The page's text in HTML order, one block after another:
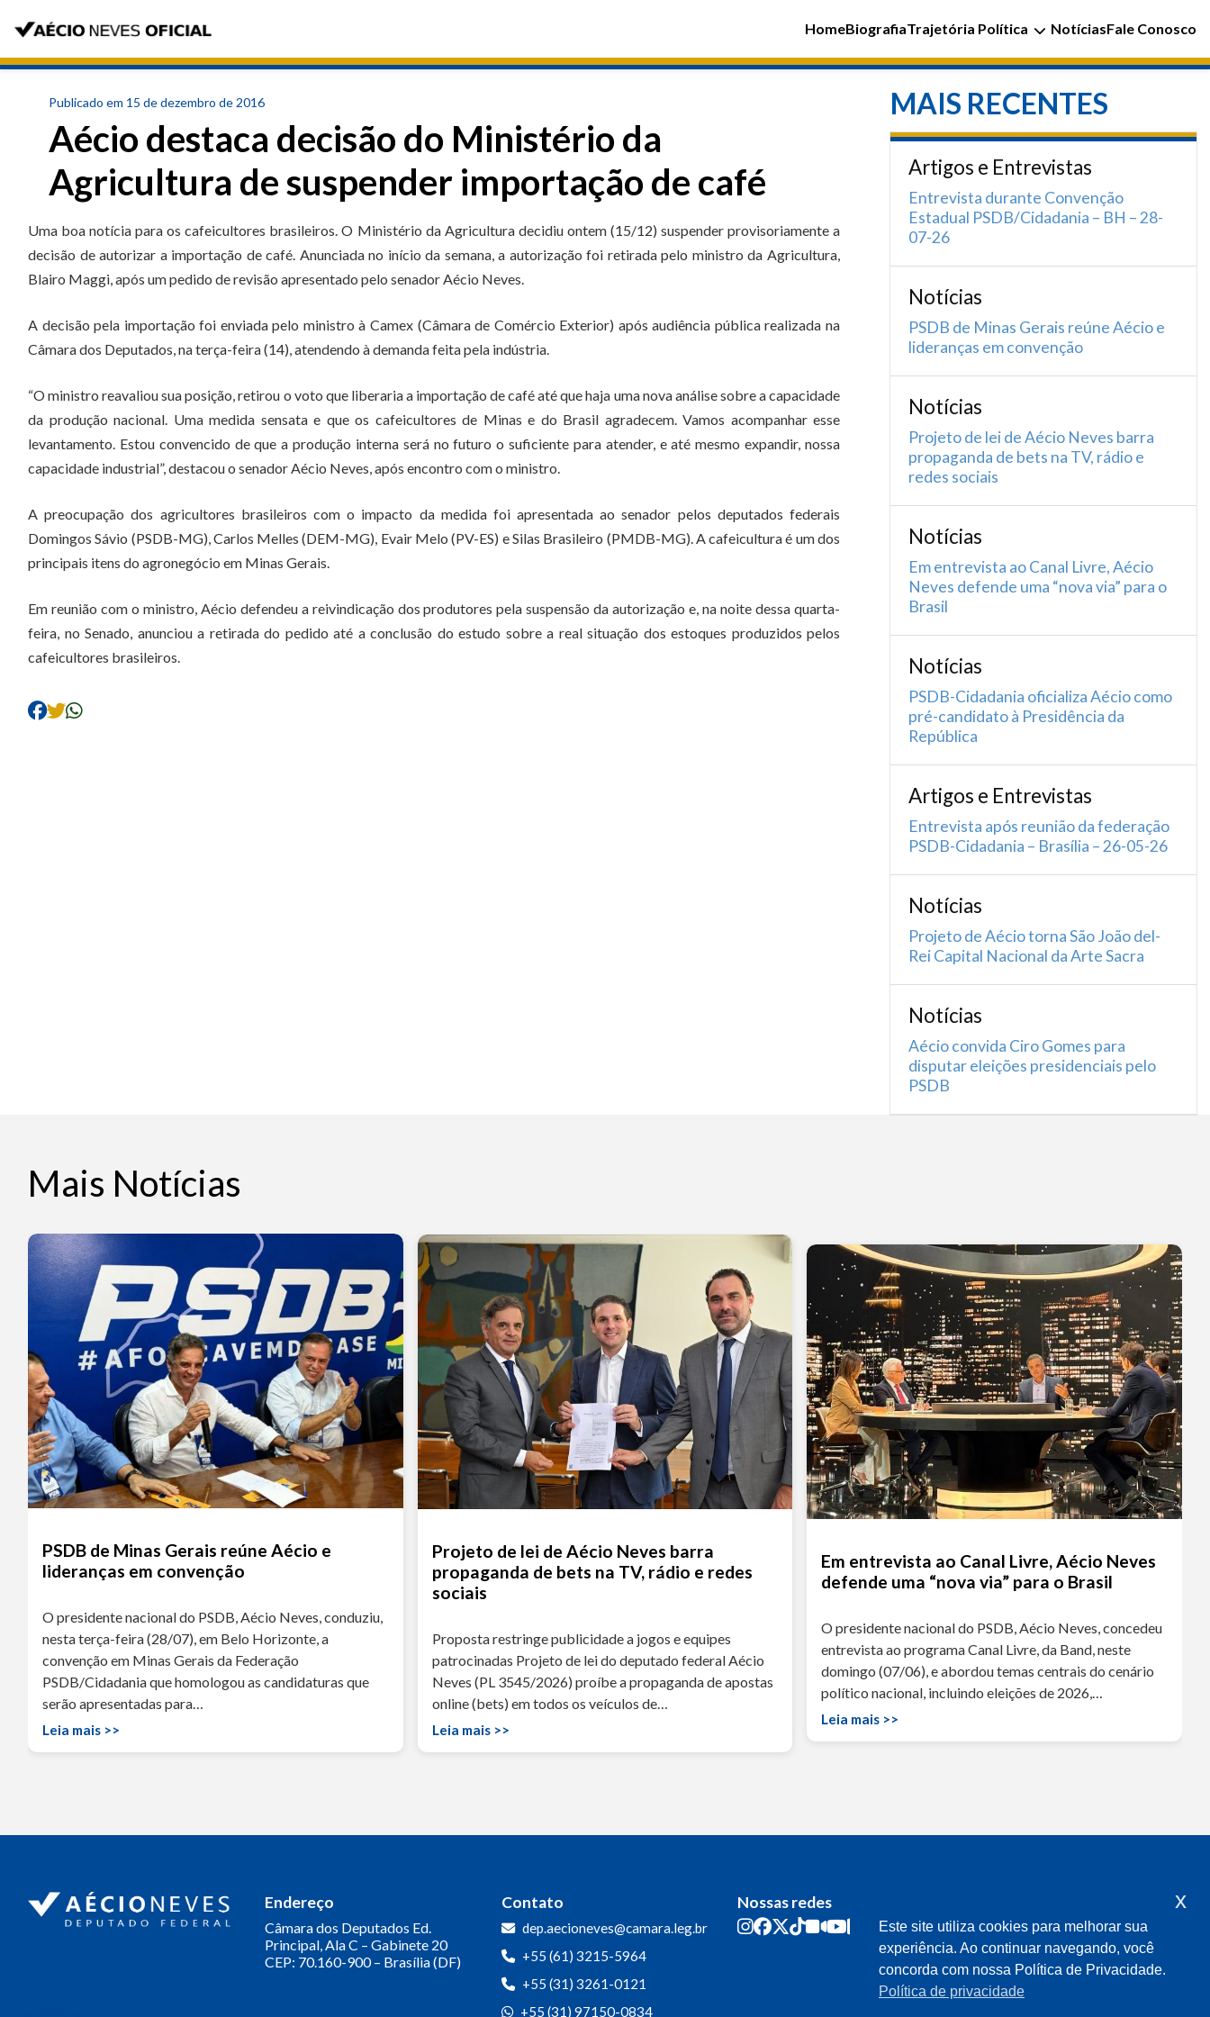
HomeBiografiaTrajetória Política NotíciasFale Conosco
Publicado em 15 de dezembro de 2016
Aécio destaca decisão do Ministério da
Agricultura de suspender importação de café
Uma boa notícia para os cafeicultores brasileiros. O Ministério da Agricultura decidiu ontem (15/12) suspender provisoriamente a
decisão de autorizar a importação de café. Anunciada no início da semana, a autorização foi retirada pelo ministro da Agricultura,
Blairo Maggi, após um pedido de revisão apresentado pelo senador Aécio Neves.
A decisão pela importação foi enviada pelo ministro à Camex (Câmara de Comércio Exterior) após audiência pública realizada na
Câmara dos Deputados, na terça-feira (14), atendendo à demanda feita pela indústria.
“O ministro reavaliou sua posição, retirou o voto que liberaria a importação de café até que haja uma nova análise sobre a capacidade
da produção nacional. Uma medida sensata e que os cafeicultores de Minas e do Brasil agradecem. Vamos acompanhar esse
levantamento. Estou convencido de que a produção interna será no futuro o suficiente para atender, e até mesmo expandir, nossa
capacidade industrial”, destacou o senador Aécio Neves, após encontro com o ministro.
A preocupação dos agricultores brasileiros com o impacto da medida foi apresentada ao senador pelos deputados federais
Domingos Sávio (PSDB-MG), Carlos Melles (DEM-MG), Evair Melo (PV-ES) e Silas Brasileiro (PMDB-MG). A cafeicultura é um dos
principais itens do agronegócio em Minas Gerais.
Em reunião com o ministro, Aécio defendeu a reivindicação dos produtores pela suspensão da autorização e, na noite dessa quarta-
feira, no Senado, anunciou a retirada do pedido até a conclusão do estudo sobre a real situação dos estoques produzidos pelos
cafeicultores brasileiros.
MAIS RECENTES
Artigos e Entrevistas
Entrevista durante Convenção
Estadual PSDB/Cidadania – BH – 28-
07-26
Notícias
PSDB de Minas Gerais reúne Aécio e
lideranças em convenção
Notícias
Projeto de lei de Aécio Neves barra
propaganda de bets na TV, rádio e
redes sociais
Notícias
Em entrevista ao Canal Livre, Aécio
Neves defende uma “nova via” para o
Brasil
Notícias
PSDB-Cidadania oficializa Aécio como
pré-candidato à Presidência da
República
Artigos e Entrevistas
Entrevista após reunião da federação
PSDB-Cidadania – Brasília – 26-05-26
Notícias
Projeto de Aécio torna São João del-
Rei Capital Nacional da Arte Sacra
Notícias
Aécio convida Ciro Gomes para
disputar eleições presidenciais pelo
PSDB
Mais Notícias
PSDB de Minas Gerais reúne Aécio e
lideranças em convenção
O presidente nacional do PSDB, Aécio Neves, conduziu,
nesta terça-feira (28/07), em Belo Horizonte, a
convenção em Minas Gerais da Federação
PSDB/Cidadania que homologou as candidaturas que
serão apresentadas para…
Leia mais >>
Projeto de lei de Aécio Neves barra
propaganda de bets na TV, rádio e redes
sociais
Proposta restringe publicidade a jogos e equipes
patrocinadas Projeto de lei do deputado federal Aécio
Neves (PL 3545/2026) proíbe a propaganda de apostas
online (bets) em todos os veículos de…
Leia mais >>
Em entrevista ao Canal Livre, Aécio Neves
defende uma “nova via” para o Brasil
O presidente nacional do PSDB, Aécio Neves, concedeu
entrevista ao programa Canal Livre, da Band, neste
domingo (07/06), e abordou temas centrais do cenário
político nacional, incluindo eleições de 2026,…
Leia mais >>
Endereço
Câmara dos Deputados Ed.
Principal, Ala C – Gabinete 20
CEP: 70.160-900 – Brasília (DF)
Contato
dep.aecioneves@camara.leg.br
+55 (61) 3215-5964
+55 (31) 3261-0121
+55 (31) 97150-0834
Nossas redes
Este site utiliza cookies para melhorar sua
experiência. Ao continuar navegando, você
concorda com nossa Política de Privacidade.
Política de privacidade
x